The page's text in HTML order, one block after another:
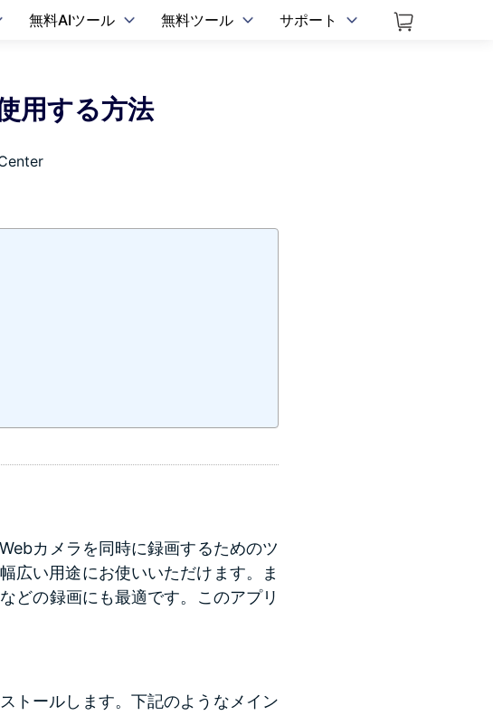
無料AIツール 無料ツール サポート
用する方法
カメラを同時に録画するためのツ
広い用途にお使いいただけます。ま
どの録画にも最適です。このアプリ
トールします。下記のようなメイン